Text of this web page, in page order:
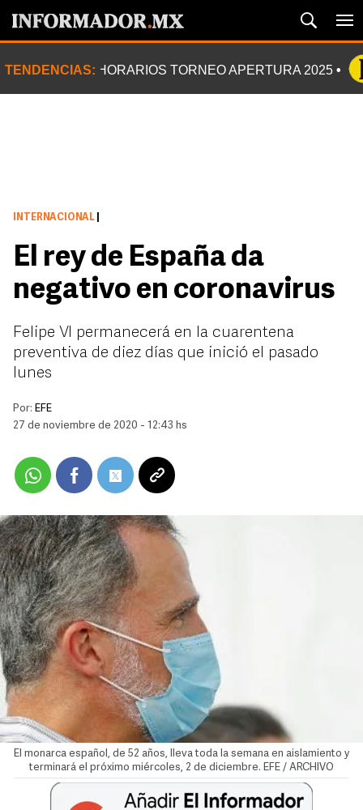
TENDENCIAS: HORARIOS TORNEO APERTURA 2025
INTERNACIONAL
El rey de España da
negativo en coronavirus
Felipe VI permanecerá en la cuarentena
preventiva de diez días que inició el pasado
lunes
Por: EFE
27 de noviembre de 2020 - 12:43 hs
El monarca español, de 52 años, lleva toda la semana en aislamiento y
terminará el próximo miércoles, 2 de diciembre. EFE / ARCHIVO